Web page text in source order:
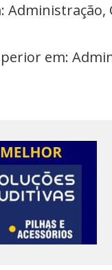
Administração,
em: